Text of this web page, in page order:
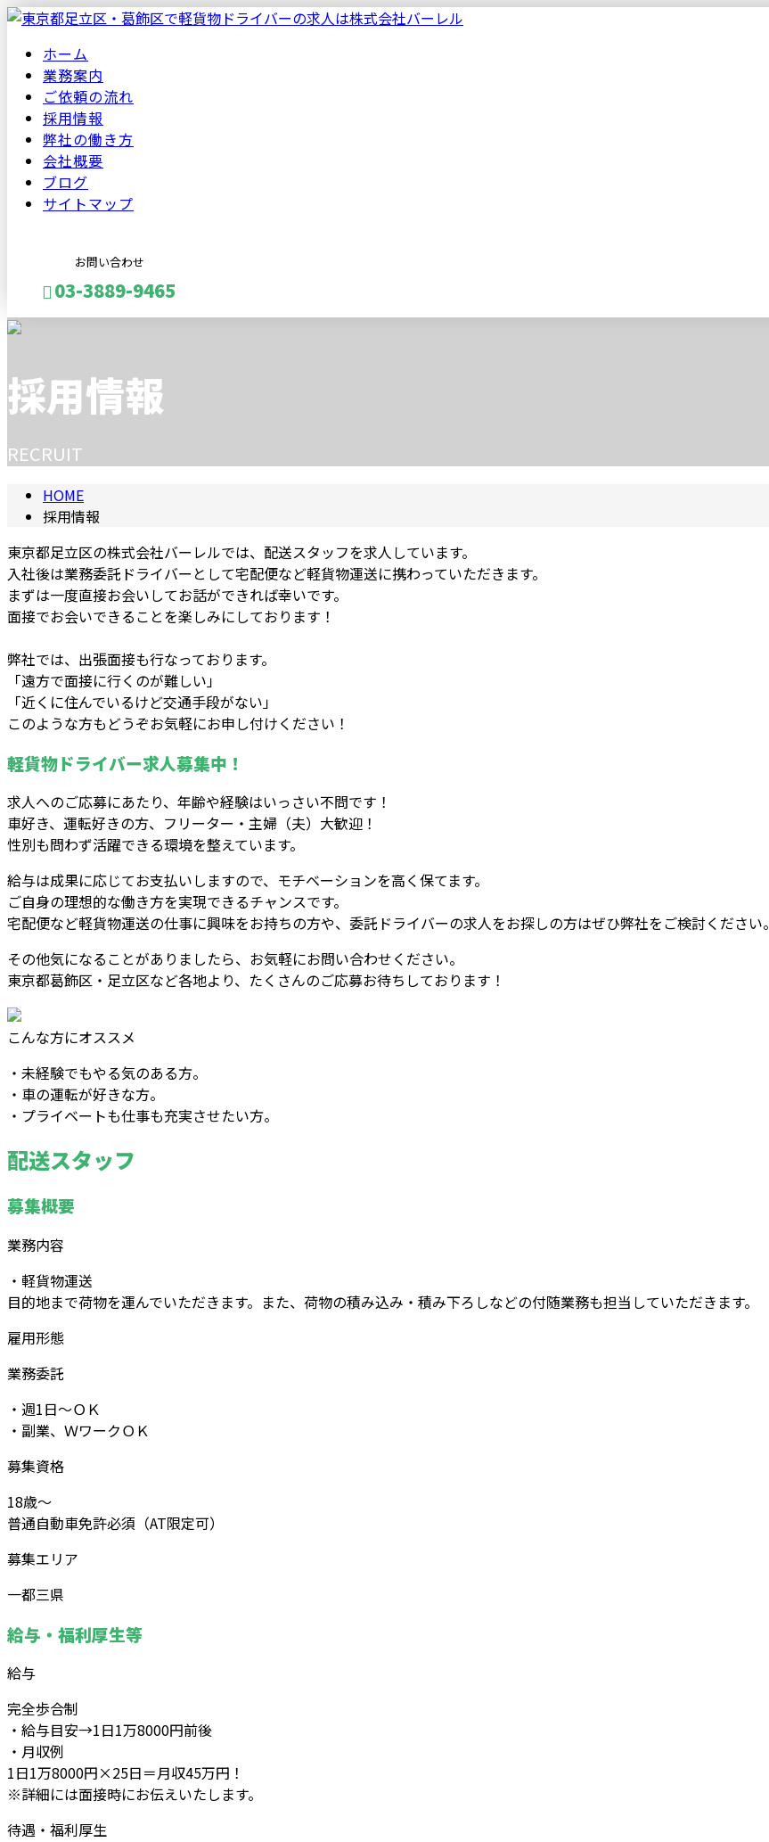
ホーム
業務案内
ご依頼の流れ
採用情報
弊社の働き方
会社概要
ブログ
サイトマップ
お問い合わせ
03-3889-9465
採用情報
RECRUIT
HOME
採用情報
東京都足立区の株式会社バーレルでは、配送スタッフを求人しています。
入社後は業務委託ドライバーとして宅配便など軽貨物運送に携わっていただきます。
まずは一度直接お会いしてお話ができれば幸いです。
面接でお会いできることを楽しみにしております！
弊社では、出張面接も行なっております。
「遠方で面接に行くのが難しい」
「近くに住んでいるけど交通手段がない」
このような方もどうぞお気軽にお申し付けください！
軽貨物ドライバー求人募集中！
求人へのご応募にあたり、年齢や経験はいっさい不問です！
車好き、運転好きの方、フリーター・主婦（夫）大歓迎！
性別も問わず活躍できる環境を整えています。
給与は成果に応じてお支払いしますので、モチベーションを高く保てます。
ご自身の理想的な働き方を実現できるチャンスです。
宅配便など軽貨物運送の仕事に興味をお持ちの方や、委託ドライバーの求人をお探しの方はぜひ弊社をご検討ください。
その他気になることがありましたら、お気軽にお問い合わせください。
東京都葛飾区・足立区など各地より、たくさんのご応募お待ちしております！
こんな方にオススメ
・未経験でもやる気のある方。
・車の運転が好きな方。
・プライベートも仕事も充実させたい方。
配送スタッフ
募集概要
業務内容
・軽貨物運送
目的地まで荷物を運んでいただきます。また、荷物の積み込み・積み下ろしなどの付随業務も担当していただきます。
雇用形態
業務委託
・週1日～ＯＫ
・副業、ＷワークＯＫ
募集資格
18歳～
普通自動車免許必須（AT限定可）
募集エリア
一都三県
給与・福利厚生等
給与
完全歩合制
・給与目安→1日1万8000円前後
・月収例
1日1万8000円×25日＝月収45万円！
※詳細には面接時にお伝えいたします。
待遇・福利厚生